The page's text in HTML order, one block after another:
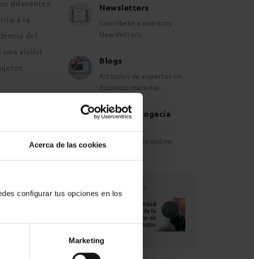
Acerca de las cookies
configurar tus opciones en los
Marketing
diferentes
la
del
una visión
de la
las
1 de marzo
Newsletters
Suscríbete a nuestros
Newsletters
Blogs
Artículos de expertos en
distintas materias
Revista Abogacía
Ahora también online
Publicidad